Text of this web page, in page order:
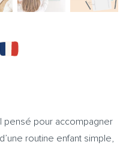
pensé pour accompagner
routine enfant simple,